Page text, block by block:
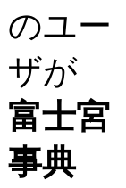
のユー
ザが
富士宮
事典